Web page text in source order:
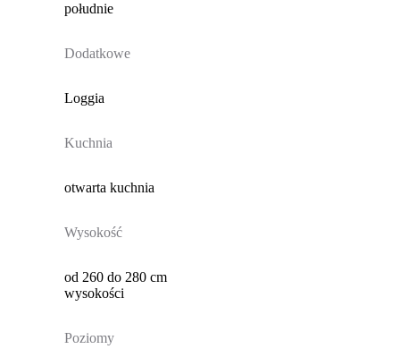
południe
Dodatkowe
Loggia
Kuchnia
otwarta kuchnia
Wysokość
od 260 do 280 cm
wysokości
Poziomy